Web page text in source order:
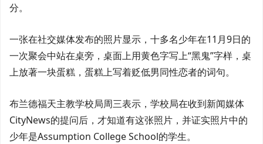
分。
一张在社交媒体发布的照片显示，十多名少年在11月9日的
一次聚会中站在桌旁，桌面上用黄色字写上“黑鬼”字样，桌
上放著一块蛋糕，蛋糕上写着贬低男同性恋者的词句。
布兰德福天主教学校局周三表示，学校局在收到新闻媒体
CityNews的提问后，才知道有这张照片，并证实照片中的
少年是Assumption College School的学生。